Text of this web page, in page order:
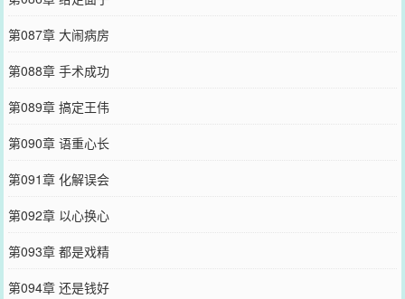
第087章 大闹病房
第088章 手术成功
第089章 搞定王伟
第090章 语重心长
第091章 化解误会
第092章 以心换心
第093章 都是戏精
第094章 还是钱好